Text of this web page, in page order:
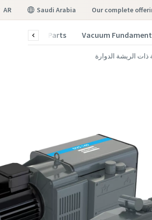
our complete
Saudi Arabia
AR
Vacuum
Service and Parts
الريشة الدوارة
Atlas
Atlas
Atlas
Atlas
Atlas